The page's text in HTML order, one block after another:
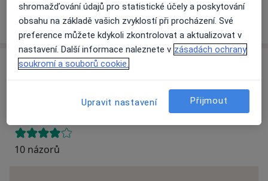
Víceo adrese
Názory
Přidejte svůj názor
10 názorů
shromažďování údajů pro statistické účely a poskytování
obsahu na základě vašich zvyklostí při procházení. Své
preference můžete kdykoli zkontrolovat a aktualizovat v
nastavení. Další informace naleznete v zásadách ochrany
soukromí a souborů cookie.
Upravit nastavení Přijmout